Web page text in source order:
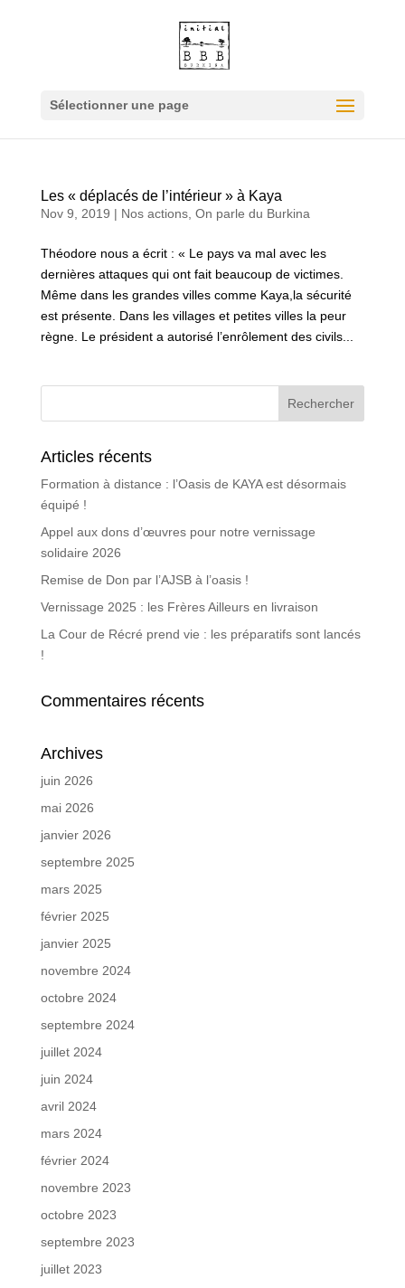
Sélectionner une page
Les « déplacés de l’intérieur » à Kaya
Nov 9, 2019 | Nos actions, On parle du Burkina
Théodore nous a écrit : « Le pays va mal avec les
dernières attaques qui ont fait beaucoup de victimes.
Même dans les grandes villes comme Kaya,la sécurité
est présente. Dans les villages et petites villes la peur
règne. Le président a autorisé l’enrôlement des civils...
Articles récents
Formation à distance : l’Oasis de KAYA est désormais
équipé !
Appel aux dons d’œuvres pour notre vernissage
solidaire 2026
Remise de Don par l’AJSB à l’oasis !
Vernissage 2025 : les Frères Ailleurs en livraison
La Cour de Récré prend vie : les préparatifs sont lancés
!
Commentaires récents
Archives
juin 2026
mai 2026
janvier 2026
septembre 2025
mars 2025
février 2025
janvier 2025
novembre 2024
octobre 2024
septembre 2024
juillet 2024
juin 2024
avril 2024
mars 2024
février 2024
novembre 2023
octobre 2023
septembre 2023
juillet 2023